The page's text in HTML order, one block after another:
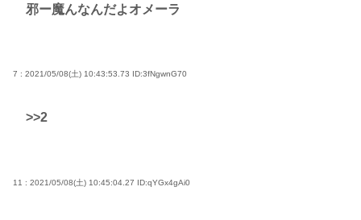
邪ー魔んなんだよオメーラ
7 : 2021/05/08(土) 10:43:53.73 ID:3fNgwnG70
>>2
11 : 2021/05/08(土) 10:45:04.27 ID:qYGx4gAi0